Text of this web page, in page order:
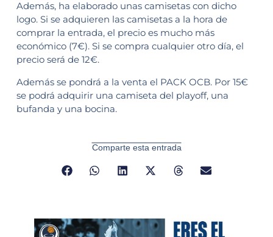
Además, ha elaborado unas camisetas con dicho
logo. Si se adquieren las camisetas a la hora de
comprar la entrada, el precio es mucho más
económico (7€). Si se compra cualquier otro día, el
precio será de 12€.
Además se pondrá a la venta el PACK OCB. Por 15€
se podrá adquirir una camiseta del playoff, una
bufanda y una bocina.
Comparte esta entrada